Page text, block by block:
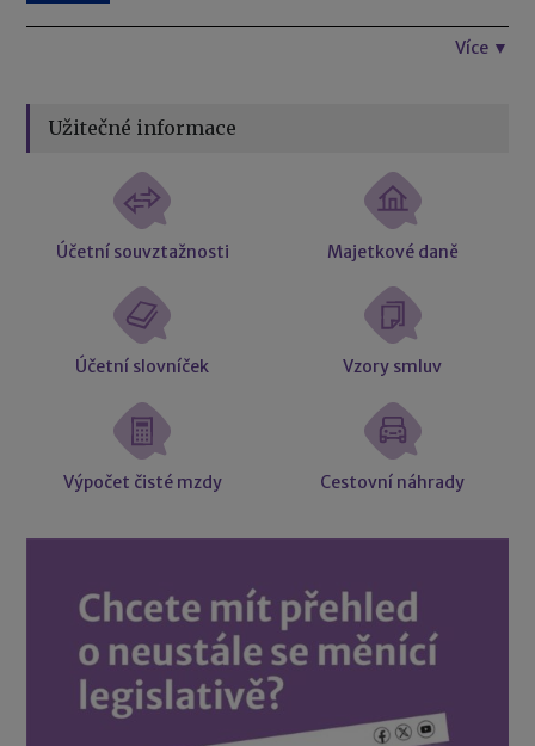
Více ▼
Užitečné informace
Účetní souvztažnosti Majetkové daně
Účetní slovníček Vzory smluv
Výpočet čisté mzdy Cestovní náhrady